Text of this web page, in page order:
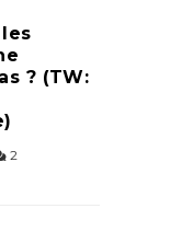
? (TW:
2